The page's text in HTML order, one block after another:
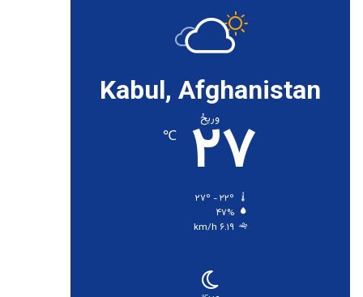
Kabul, Afghanistan
وریځ
۲۷ ℃
۴۷%
۶.۱۹ km/h